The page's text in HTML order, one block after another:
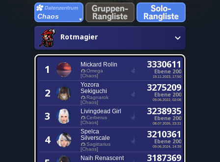
Chaos
Rotmagier
1 Mickard Rolin
Omega
[Chaos]
3330611
Ebene 200
19.11.2023, 17:50
2
Yozora
Sekiguchi
Ragnarok
[Chaos]
3275209
Ebene 200
09.06.2022, 02:08
3 Livingdead Girl
Cerberus
[Chaos]
3238935
Ebene 200
08.07.2026, 23:31
4
Spelca
Silverscale
Sagittarius
[Chaos]
3210361
Ebene 200
09.06.2024, 14:39
Naih Renascent 3187369